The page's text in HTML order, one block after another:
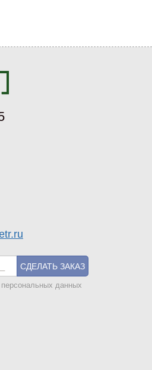
СДЕЛАТЬ ЗАКАЗ
персональных данных